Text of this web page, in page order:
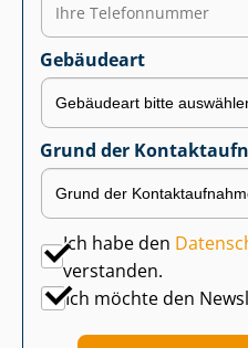
Gebäudeart
Grund der
Ich habe den
verstanden.
Ich möchte den